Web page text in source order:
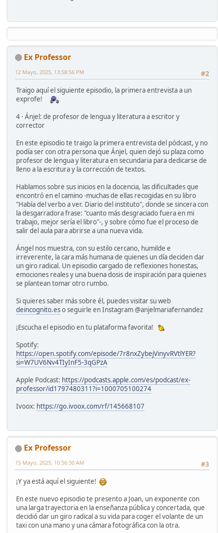
Ex Professor
#2
12 Mayo, 2025, 13:58:56 PM
Traigo aquí el siguiente episodio, la primera entrevista a un
exprofe!
4 · Ánjel: de profesor de lengua y literatura a escritor y
corrector
En este episodio te traigo la primera entrevista del pódcast, y no
podía ser con otra persona que Ánjel, quien dejó su plaza como
profesor de lengua y literatura en secundaria para dedicarse de
lleno a la escritura y la corrección de textos.
Hablamos sobre sus inicios en la docencia, las dificultades que
encontró en el camino -muchas de ellas recogidas en su libro
"Había del verbo a ver. Diario del instituto", donde se sincera con
la desgarradora frase: "cuanto más desgraciado fuera en mi
trabajo, mejor sería el libro"-, y sobre cómo fue el proceso de
salir del aula para abrirse a una nueva vida.
Ángel nos muestra, con su estilo cercano, humilde e
irreverente, la cara más humana de quienes un día deciden dar
un giro radical. Un episodio cargado de reflexiones honestas,
emociones reales y una buena dosis de inspiración para quienes
se plantean tomar otro rumbo.
Si quieres saber más sobre él, puedes visitar su web
deincognito.eso seguirle en Instagram @anjelmariafernandez
¡Escucha el episodio en tu plataforma favorita!
Spotify:
https://open.spotify.com/episode/7r8nxZybejVinyvRVtlYER?
si=W7UV6Nv4TIyInF5-3qGPzA
Apple Podcast: https://podcasts.apple.com/es/podcast/ex-
professor/id1797480311?i=1000705100274
Ivoox: https://go.ivoox.com/rf/145668107
Ex Professor
#3
15 Mayo, 2025, 10:56:30 AM
¡Y ya está aquí el siguiente!
En este nuevo episodio te presento a Joan, un exponente con
una larga trayectoria en la enseñanza pública y concertada, que
decidió dar un giro radical a su vida para coger el volante de un
taxi con una mano y una cámara fotográfica con la otra.